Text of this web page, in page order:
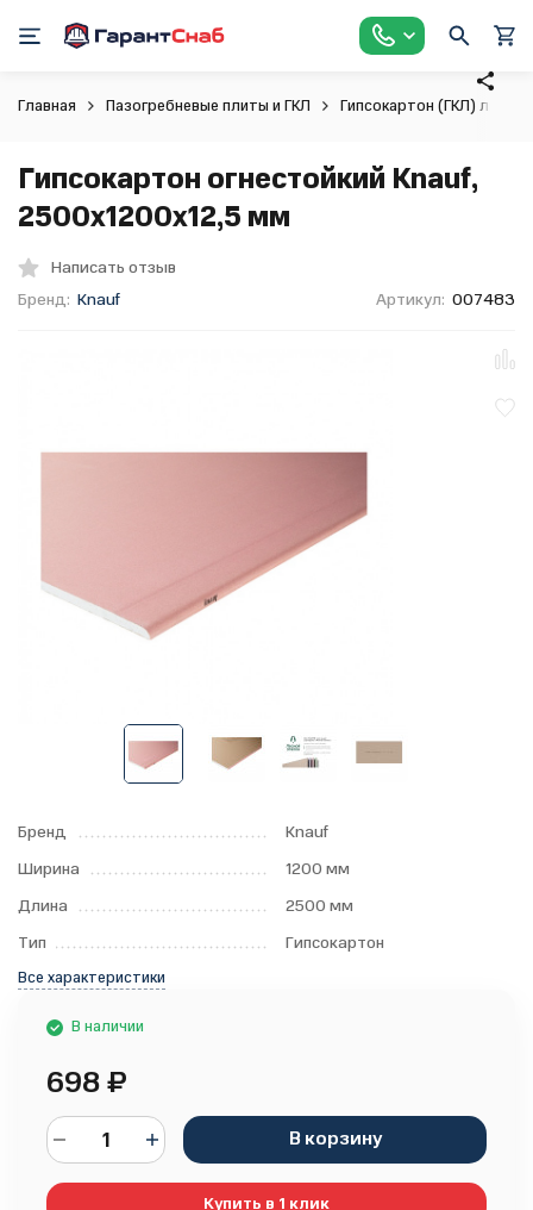
Главная Пазогребневые плиты и ГКЛ Гипсокартон (ГКЛ)
Гипсокартон огнестойкий Knauf,
2500х1200х12,5 мм
Написать отзыв
Бренд: Knauf Артикул: 007483
Бренд
Knauf
Ширина
1200 мм
Длина
2500 мм
Тип
Гипсокартон
Все характеристики
В наличии
698₽
В корзину
Купить в 1 клик